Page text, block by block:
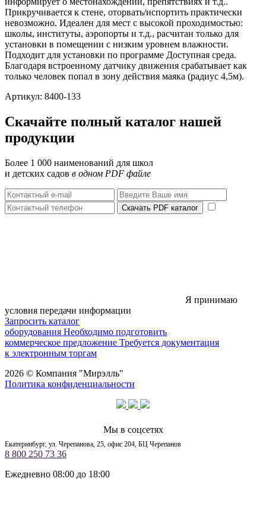
Прикручивается к стене, оторвать/испортить практически
невозможно. Идеален для мест с высокой проходимостью:
школы, институты, аэропорты и т.д., расчитан только для
установки в помещении с низким уровнем влажности.
Подходит для установки по программе Доступная среда.
Благодаря встроенному датчику движения срабатывает как
только человек попал в зону действия маяка (радиус 4,5м).
Артикул: 8400-133
Скачайте полный каталог нашей
продукции
Более 1 000 наименований для школ
и детских садов в одном PDF файле
Скачать PDF каталог
Я принимаю
условия передачи информации
Запросить каталог
оборудования Необходимо подготовить
коммерческое предложение Требуется документация
к электронным торгам
2026 © Компания "Мирэлль"
Политика конфиденциальности
Мы в соцсетях
Екатеринбург, ул. Черепанова, 25, офис 204, БЦ Черепанов
8 800 250 73 36
Ежедневно 08:00 до 18:00